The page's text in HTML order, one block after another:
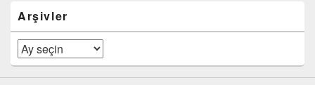
Arşivler
Arşivler